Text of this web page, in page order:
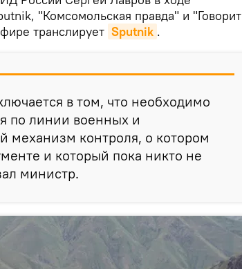
"Комсомольская правда" и "Говорит
транслирует Sputnik .
в том, что необходимо
по линии военных и
механизм контроля, о котором
и который пока никто не
министр.